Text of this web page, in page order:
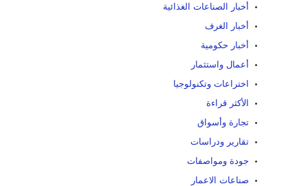
أخبار الصناعات الغذائية
أخبار الغرف
أخبار حكومية
أعمال واستثمار
اختراعات وتكنولوجيا
الأكثر قراءة
تجارة وأسواق
تقارير ودراسات
جودة ومواصفات
صناعات الاعمار